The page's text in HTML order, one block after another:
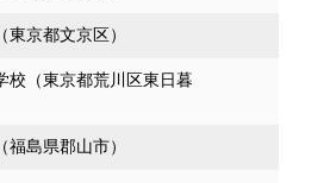
京都文京区）
校（東京都荒川区東日暮
島県郡山市）